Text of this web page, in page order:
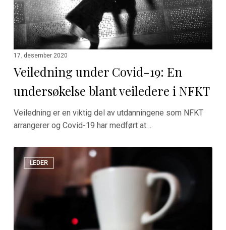
veiledere
i
NFKT
17. desember 2020
Veiledning under Covid-19: En
undersøkelse blant veiledere i NFKT
Veiledning er en viktig del av utdanningene som NFKT
arrangerer og Covid-19 har medført at…
Mot
normaltLEDER